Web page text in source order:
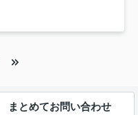
まとめてお問い合わせ